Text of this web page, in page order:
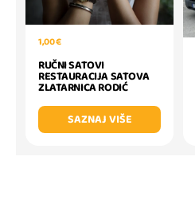
1,00 €
RUČNI SATOVI
RESTAURACIJA SATOVA
ZLATARNICA RODIĆ
SAZNAJ VIŠE